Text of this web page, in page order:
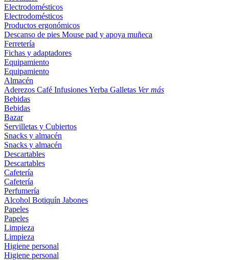
Electrodomésticos
Electrodomésticos
Productos ergonómicos
Descanso de pies Mouse pad y apoya muñeca
Ferretería
Fichas y adaptadores
Equipamiento
Equipamiento
Almacén
Aderezos Café InfusionesYerba Galletas Ver más
Bebidas
Bebidas
Bazar
Servilletas y Cubiertos
Snacks y almacén
Snacks y almacén
Descartables
Descartables
Cafetería
Cafetería
Perfumería
Alcohol Botiquín Jabones
Papeles
Papeles
Limpieza
Limpieza
Higiene personal
Higiene personal